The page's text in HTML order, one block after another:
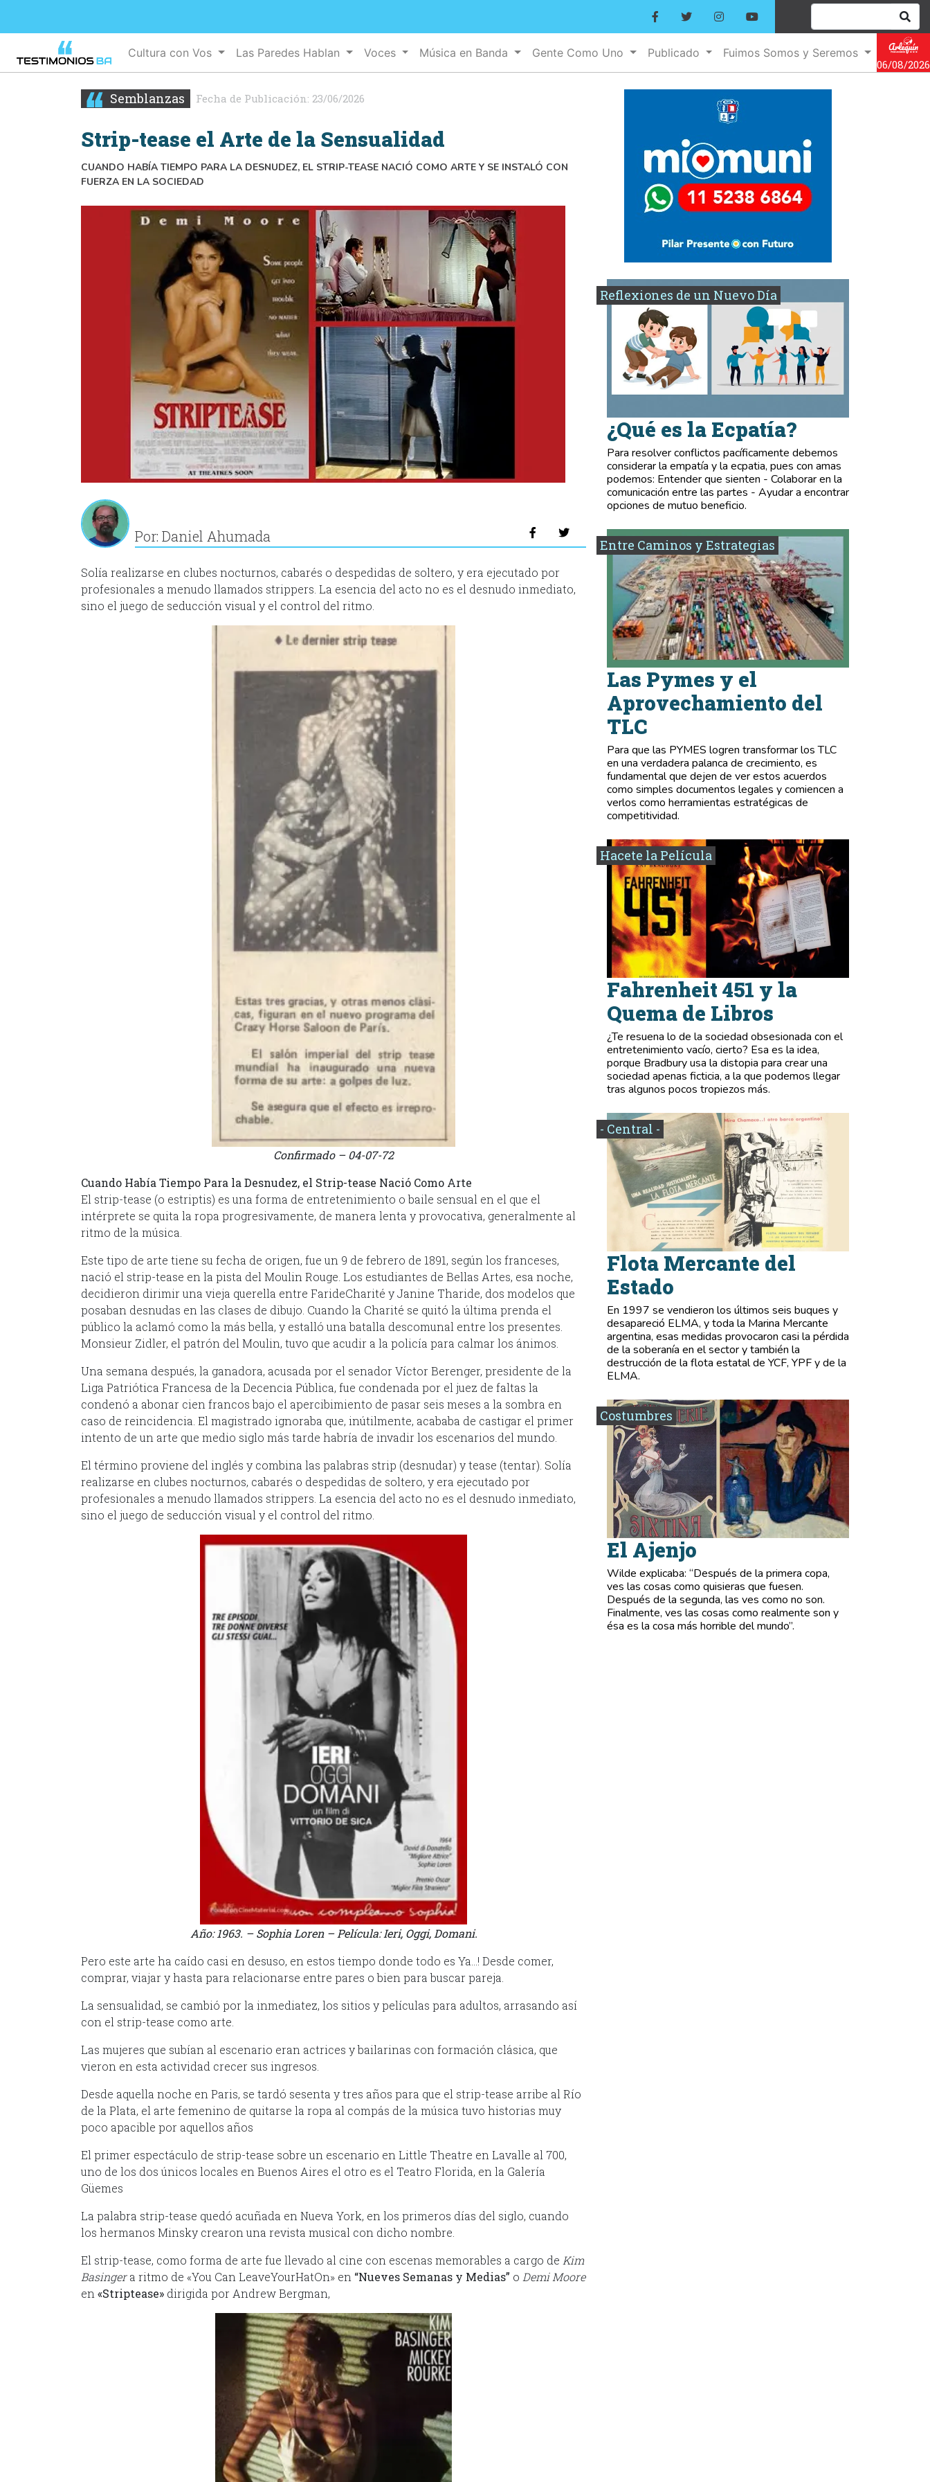
Cultura con Vos Las Paredes Hablan Voces Música en Banda Gente Como Uno Publicado
Fuimos Somos y Seremos
06/08/2026
Semblanzas Fecha de Publicación: 23/06/2026
Strip-tease el Arte de la Sensualidad
CUANDO HABÍA TIEMPO PARA LA DESNUDEZ, EL STRIP-TEASE NACIÓ COMO ARTE Y SE INSTALÓ CON
FUERZA EN LA SOCIEDAD
Por: Daniel Ahumada
Solía realizarse en clubes nocturnos, cabarés o despedidas de soltero, y era ejecutado por
profesionales a menudo llamados strippers. La esencia del acto no es el desnudo inmediato,
sino el juego de seducción visual y el control del ritmo.
Confirmado – 04-07-72
Cuando Había Tiempo Para la Desnudez, el Strip-tease Nació Como Arte
El strip-tease (o estriptis) es una forma de entretenimiento o baile sensual en el que el
intérprete se quita la ropa progresivamente, de manera lenta y provocativa, generalmente al
ritmo de la música.
Este tipo de arte tiene su fecha de origen, fue un 9 de febrero de 1891, según los franceses,
nació el strip-tease en la pista del Moulin Rouge. Los estudiantes de Bellas Artes, esa noche,
decidieron dirimir una vieja querella entre FarideCharité y Janine Tharide, dos modelos que
posaban desnudas en las clases de dibujo. Cuando la Charité se quitó la última prenda el
público la aclamó como la más bella, y estalló una batalla descomunal entre los presentes.
Monsieur Zidler, el patrón del Moulin, tuvo que acudir a la policía para calmar los ánimos.
Una semana después, la ganadora, acusada por el senador Víctor Berenger, presidente de la
Liga Patriótica Francesa de la Decencia Pública, fue condenada por el juez de faltas la
condenó a abonar cien francos bajo el apercibimiento de pasar seis meses a la sombra en
caso de reincidencia. El magistrado ignoraba que, inútilmente, acababa de castigar el primer
intento de un arte que medio siglo más tarde habría de invadir los escenarios del mundo.
El término proviene del inglés y combina las palabras strip (desnudar) y tease (tentar). Solía
realizarse en clubes nocturnos, cabarés o despedidas de soltero, y era ejecutado por
profesionales a menudo llamados strippers. La esencia del acto no es el desnudo inmediato,
sino el juego de seducción visual y el control del ritmo.
Año: 1963. – Sophia Loren – Película: Ieri, Oggi, Domani.
Pero este arte ha caído casi en desuso, en estos tiempo donde todo es Ya…! Desde comer,
comprar, viajar y hasta para relacionarse entre pares o bien para buscar pareja.
La sensualidad, se cambió por la inmediatez, los sitios y películas para adultos, arrasando así
con el strip-tease como arte.
Las mujeres que subían al escenario eran actrices y bailarinas con formación clásica, que
vieron en esta actividad crecer sus ingresos.
Desde aquella noche en Paris, se tardó sesenta y tres años para que el strip-tease arribe al Río
de la Plata, el arte femenino de quitarse la ropa al compás de la música tuvo historias muy
poco apacible por aquellos años
El primer espectáculo de strip-tease sobre un escenario en Little Theatre en Lavalle al 700,
uno de los dos únicos locales en Buenos Aires el otro es el Teatro Florida, en la Galería
Güemes
La palabra strip-tease quedó acuñada en Nueva York, en los primeros días del siglo, cuando
los hermanos Minsky crearon una revista musical con dicho nombre.
El strip-tease, como forma de arte fue llevado al cine con escenas memorables a cargo de Kim
Basingera ritmo de «You Can LeaveYourHatOn» en “Nueves Semanas y Medias” o Demi Moore
en «Striptease» dirigida por Andrew Bergman,
Reflexiones de un Nuevo Día
¿Qué es la Ecpatía?
Para resolver conflictos pacíficamente debemos
considerar la empatía y la ecpatia, pues con amas
podemos: Entender que sienten - Colaborar en la
comunicación entre las partes - Ayudar a encontrar
opciones de mutuo beneficio.
Entre Caminos y Estrategias
Las Pymes y el
Aprovechamiento del
TLC
Para que las PYMES logren transformar los TLC
en una verdadera palanca de crecimiento, es
fundamental que dejen de ver estos acuerdos
como simples documentos legales y comiencen a
verlos como herramientas estratégicas de
competitividad.
Hacete la Película
Fahrenheit 451 y la
Quema de Libros
¿Te resuena lo de la sociedad obsesionada con el
entretenimiento vacío, cierto? Esa es la idea,
porque Bradbury usa la distopia para crear una
sociedad apenas ficticia, a la que podemos llegar
tras algunos pocos tropiezos más.
- Central -
Flota Mercante del
Estado
En 1997 se vendieron los últimos seis buques y
desapareció ELMA, y toda la Marina Mercante
argentina, esas medidas provocaron casi la pérdida
de la soberanía en el sector y también la
destrucción de la flota estatal de YCF, YPF y de la
ELMA.
Costumbres
El Ajenjo
Wilde explicaba: “Después de la primera copa,
ves las cosas como quisieras que fuesen.
Después de la segunda, las ves como no son.
Finalmente, ves las cosas como realmente son y
ésa es la cosa más horrible del mundo”.